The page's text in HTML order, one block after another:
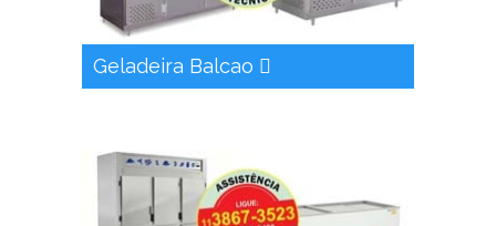
Geladeira Balcao